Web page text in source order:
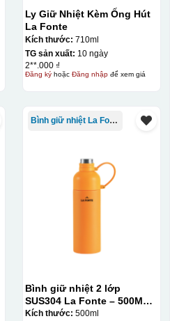
dán decal lên bát cơm
Ly Giữ Nhiệt Kèm Ống Hút
La Fonte
Kích thước: 710ml
TG sản xuất: 10 ngày
2**.000 ₫
Đăng kýhoặc Đăng nhậpđể xem giá
Bình giữ nhiệt La Fonte
Bình giữ nhiệt 2 lớp
SUS304 La Fonte – 500ML –
012737
Kích thước: 500ml